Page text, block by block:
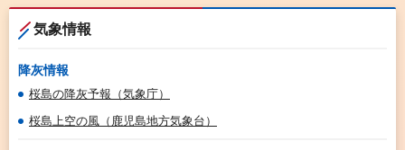
気象情報
降灰情報
桜島の降灰予報（気象庁）
桜島上空の風（鹿児島地方気象台）